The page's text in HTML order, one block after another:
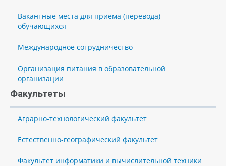
Вакантные места для приема (перевода)
обучающихся
Международное сотрудничество
Организация питания в образовательной
организации
Факультеты
Аграрно-технологический факультет
Естественно-географический факультет
Факультет информатики и вычислительной техники